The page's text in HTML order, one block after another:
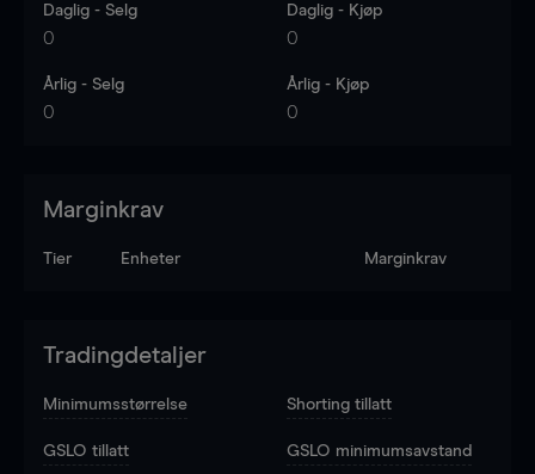
Daglig - Selg
0
Daglig - Kjøp
0
Årlig - Selg
0
Årlig - Kjøp
0
Marginkrav
Tier Enheter Marginkrav
Tradingdetaljer
Minimumsstørrelse Shorting tillatt
GSLO tillatt GSLO minimumsavstand